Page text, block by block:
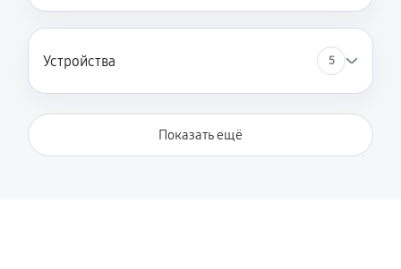
Устройства 5
Показать ещё